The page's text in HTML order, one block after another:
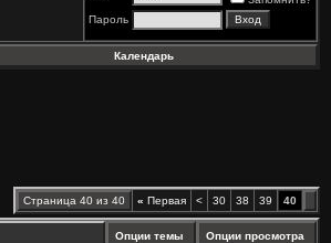
Пароль
Календарь
Страница 40 из 40 « Первая < 30 38 39 40
Опции темы Опции просмотра